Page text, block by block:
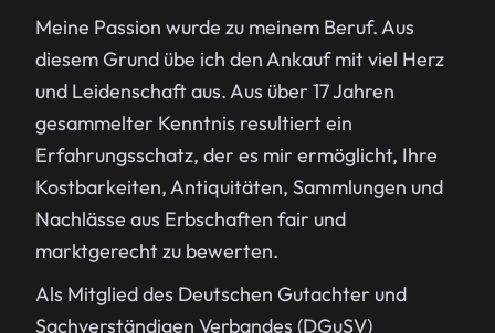
Meine Passion wurde zu meinem Beruf. Aus
diesem Grund übe ich den Ankauf mit viel Herz
und Leidenschaft aus. Aus über 17 Jahren
gesammelter Kenntnis resultiert ein
Erfahrungsschatz, der es mir ermöglicht, Ihre
Kostbarkeiten, Antiquitäten, Sammlungen und
Nachlässe aus Erbschaften fair und
marktgerecht zu bewerten.
Als Mitglied des Deutschen Gutachter und
Sachverständigen Verbandes (DGuSV)